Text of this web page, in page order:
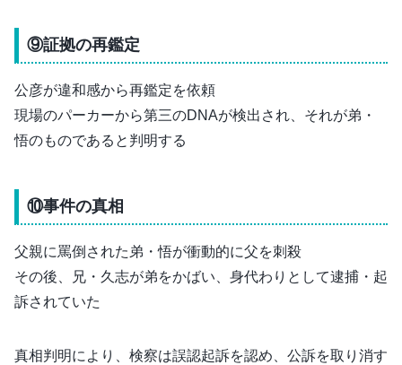
⑨証拠の再鑑定
公彦が違和感から再鑑定を依頼
現場のパーカーから第三のDNAが検出され、それが弟・
悟のものであると判明する
⑩事件の真相
父親に罵倒された弟・悟が衝動的に父を刺殺
その後、兄・久志が弟をかばい、身代わりとして逮捕・起
訴されていた
真相判明により、検察は誤認起訴を認め、公訴を取り消す